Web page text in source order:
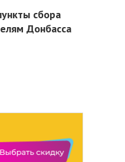
сбора
Донбасса